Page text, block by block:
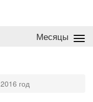
Месяцы
2016 год